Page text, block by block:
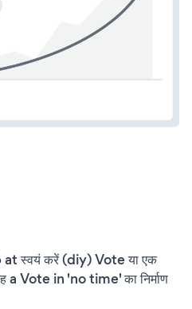
स्वयं करें (diy) Vote या एक
a Vote in 'no time' का निर्माण